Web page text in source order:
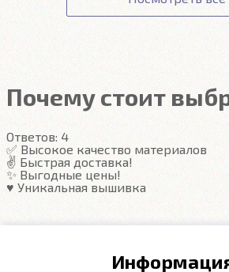
Гарантия на автоковрики 1 год.
сотрудники доступа не имеют.
Почему стоит
Ответов: 4
✅ Высокое качество материалов
✌️ Быстрая доставка!
✨ Выгодные цены!
♥️ Уникальная вышивка